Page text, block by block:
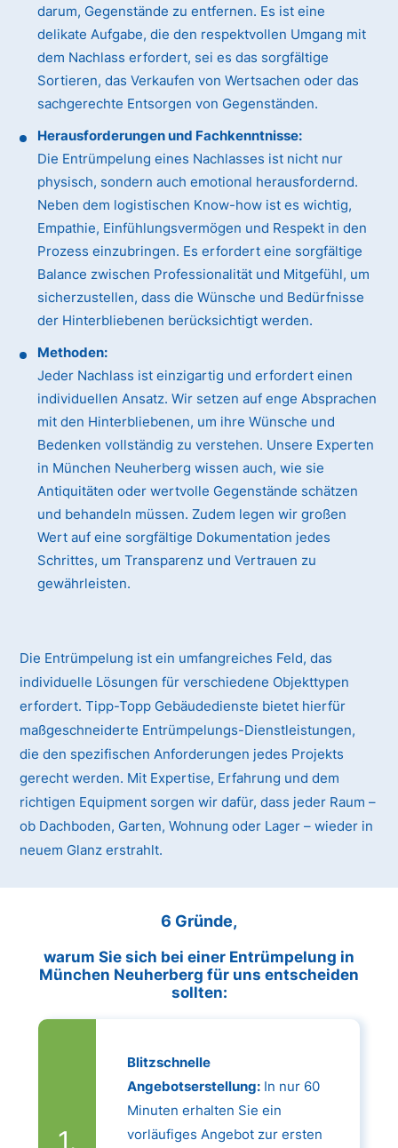
darum, Gegenstände zu entfernen. Es ist eine
delikate Aufgabe, die den respektvollen Umgang mit
dem Nachlass erfordert, sei es das sorgfältige
Sortieren, das Verkaufen von Wertsachen oder das
sachgerechte Entsorgen von Gegenständen.
Herausforderungen und Fachkenntnisse:
Die Entrümpelung eines Nachlasses ist nicht nur
physisch, sondern auch emotional herausfordernd.
Neben dem logistischen Know-how ist es wichtig,
Empathie, Einfühlungsvermögen und Respekt in den
Prozess einzubringen. Es erfordert eine sorgfältige
Balance zwischen Professionalität und Mitgefühl, um
sicherzustellen, dass die Wünsche und Bedürfnisse
der Hinterbliebenen berücksichtigt werden.
Methoden:
Jeder Nachlass ist einzigartig und erfordert einen
individuellen Ansatz. Wir setzen auf enge Absprachen
mit den Hinterbliebenen, um ihre Wünsche und
Bedenken vollständig zu verstehen. Unsere Experten
in München Neuherberg wissen auch, wie sie
Antiquitäten oder wertvolle Gegenstände schätzen
und behandeln müssen. Zudem legen wir großen
Wert auf eine sorgfältige Dokumentation jedes
Schrittes, um Transparenz und Vertrauen zu
gewährleisten.
Die Entrümpelung ist ein umfangreiches Feld, das
individuelle Lösungen für verschiedene Objekttypen
erfordert. Tipp-Topp Gebäudedienste bietet hierfür
maßgeschneiderte Entrümpelungs-Dienstleistungen,
die den spezifischen Anforderungen jedes Projekts
gerecht werden. Mit Expertise, Erfahrung und dem
richtigen Equipment sorgen wir dafür, dass jeder Raum –
ob Dachboden, Garten, Wohnung oder Lager – wieder in
neuem Glanz erstrahlt.
6 Gründe,
warum Sie sich bei einer Entrümpelung in
München Neuherberg für uns entscheiden
sollten:
Blitzschnelle
Angebotserstellung:In nur 60
Minuten erhalten Sie ein
vorläufiges Angebot zur ersten